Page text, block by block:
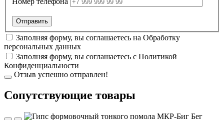
Заполняя форму, вы соглашаетесь на Обработку
персональных данных
Заполняя форму, вы соглашаетесь с Политикой
Конфиденциальности
Отзыв успешно отправлен!
Cопутствующие товары